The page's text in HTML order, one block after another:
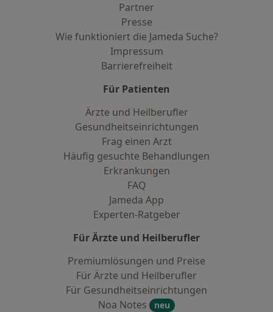
Partner
Presse
Wie funktioniert die Jameda Suche?
Impressum
Barrierefreiheit
Für Patienten
Ärzte und Heilberufler
Gesundheitseinrichtungen
Frag einen Arzt
Häufig gesuchte Behandlungen
Erkrankungen
FAQ
Jameda App
Experten-Ratgeber
Für Ärzte und Heilberufler
Premiumlösungen und Preise
Für Ärzte und Heilberufler
Für Gesundheitseinrichtungen
Noa Notes
neu